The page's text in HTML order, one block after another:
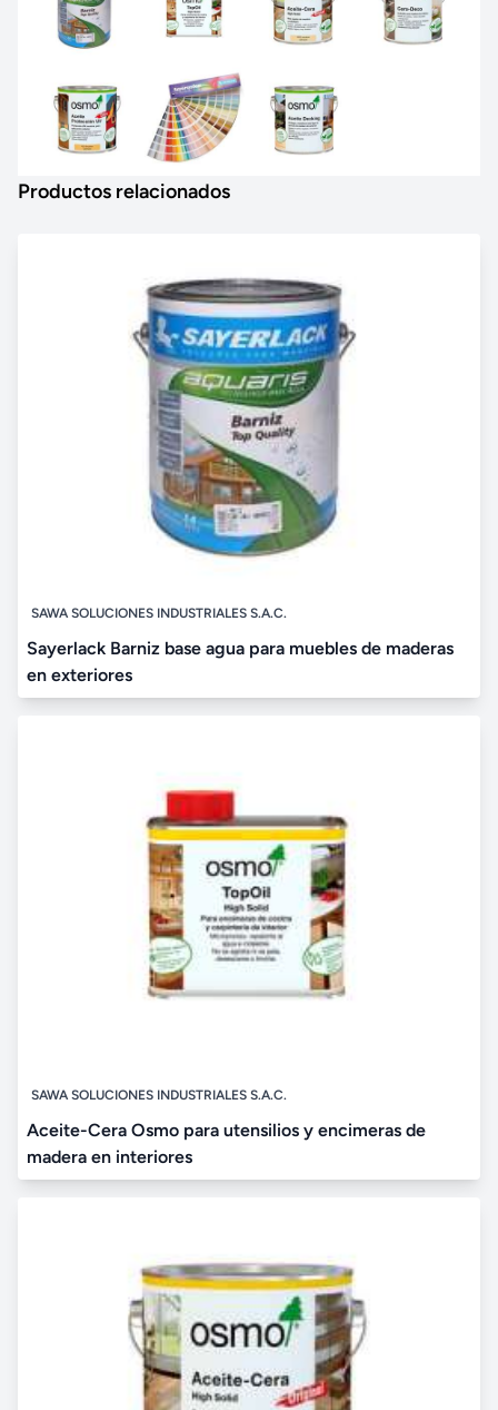
Productos relacionados
SAWA SOLUCIONES INDUSTRIALES S.A.C.
Sayerlack Barniz base agua para muebles de maderas
en exteriores
SAWA SOLUCIONES INDUSTRIALES S.A.C.
Aceite-Cera Osmo para utensilios y encimeras de
madera en interiores